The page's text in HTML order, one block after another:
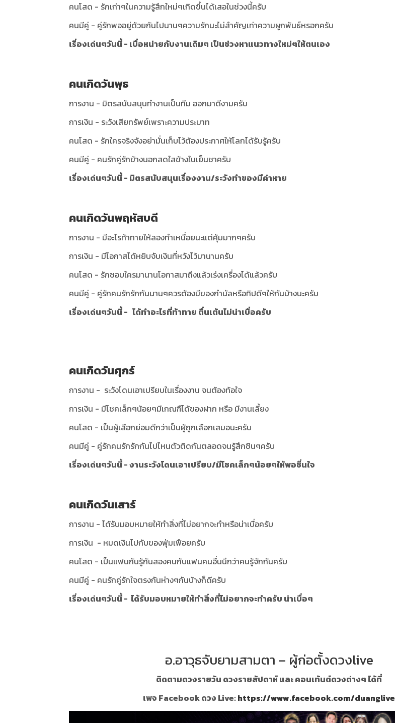
คนโสด - รักเก่าๆในความรู้สึกใหม่ๆเกิดขึ้นได้เสอในช่วงนี้ครับ
คนมีคู่ - คู่รักพออยู่ด้วยกันไปนานๆความรักนะไม่สำคัญเท่าความผูกพันธ์หรอกครับ
เรื่องเด่นๆวันนี้ - เบื่อหน่ายกับงานเดิมๆ เป็นช่วงหาแนวทางใหม่ๆให้ตนเอง
คนเกิดวันพุธ
การงาน - มิตรสนับสนุนทำงานเป็นทีม ออกมาดีงามครับ
การเงิน - ระวังเสียทรัพย์เพราะความประมาท
คนโสด - รักใครจริงจังอย่ามั่นเก็บไว้ต้องประกาศให้โลกได้รับรู้ครับ
คนมีคู่ - คนรักคู่รักข้างนอกสดใสข้างในเย็นชาครับ
เรื่องเด่นๆวันนี้ - มิตรสนับสนุนเรื่องงาน/ระวังทำของมีค่าหาย
คนเกิดวันพฤหัสบดี
การงาน - มีอะไรท้าทายให้ลองทำเหนื่อยนะแต่คุ้มมากๆครับ
การเงิน - มีโอกาสได้หยิบจับเงินที่หวังไว้มานานครับ
คนโสด - รักชอบใครมานานโอกาสมาถึงแล้วเร่งเครื่องได้แล้วครับ
คนมีคู่ - คู่รักคนรักรักกันนานๆควรต้องมีของกำนัลหรือทิปดีๆให้กันบ้างนะครับ
เรื่องเด่นๆวันนี้ - ได้ทำอะไรที่ท้าทาย ตื่นเต้นไม่น่าเบื่อครับ
คนเกิดวันศุกร์
การงาน - ระวังโดนเอาเปรียบในเรื่องงาน จนต้องท้อใจ
การเงิน - มีโชคเล็กๆน้อยๆมีเกณฑืได้ของฝาก หรือ มีงานเลี้ยง
คนโสด - เป็นผู้เลือกย่อมดีกว่าเป็นผู้ถูกเลือกเสมอนะครับ
คนมีคู่ - คู่รักคนรักรักกันไปไหนตัวติดกันตลอดจนรู้สึกชินๆครับ
เรื่องเด่นๆวันนี้ - งานระวังโดนเอาเปรียบ/มีโชคเล็กๆน้อยๆให้พอชื่นใจ
คนเกิดวันเสาร์
การงาน - ได้รับมอบหมายให้ทำสิ่งที่ไม่อยากจะทำหรือน่าเบื่อครับ
การเงิน - หมดเงินไปกับของฟุ่มเฟือยครับ
คนโสด - เป็นแฟนกันรู้กันสองคนกับแฟนคนอื่นนึกว่าคนรู้จักกันครับ
คนมีคู่ - คนรักคู่รักใจตรงกันห่างๆกันบ้างก็ดีครับ
เรื่องเด่นๆวันนี้ - ได้รับมอบหมายให้ทำสิ่งที่ไม่อยากจะทำครับ น่าเบื่อๆ
อ.อาวุธจับยามสามตา – ผู้ก่อตั้งดวงlive
ติดตามดวงรายวัน ดวงรายสัปดาห์ และ คอนเท้นต์ดวงต่างๆ ได้ที่
เพจ Facebook ดวง Live:https://www.facebook.com/duanglive